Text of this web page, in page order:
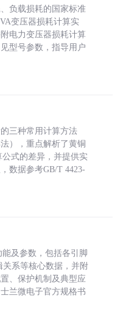
负载损耗的国家标准
变压器损耗计算实
电力变压器损耗计算
型号参数，指导用户
三种常用计算方法
），重点解析了黄铜
公式的差异，并提供实
数据参考GB/T 4423-
及参数，包括各引脚
系等核心数据，并附
、保护机制及典型应
兰微电子官方规格书